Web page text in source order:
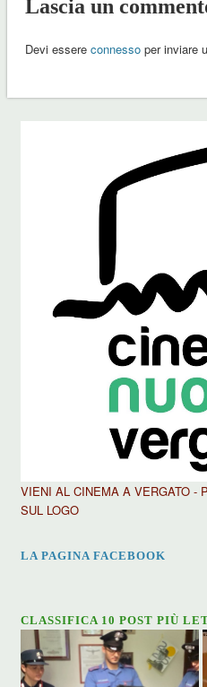
Lascia un
Devi essere connessoper inviare
VIENI AL CINEMA A VERGATO -
SUL LOGO
LA PAGINA FACEBOOK
CLASSIFICA 10 POST PIÙ